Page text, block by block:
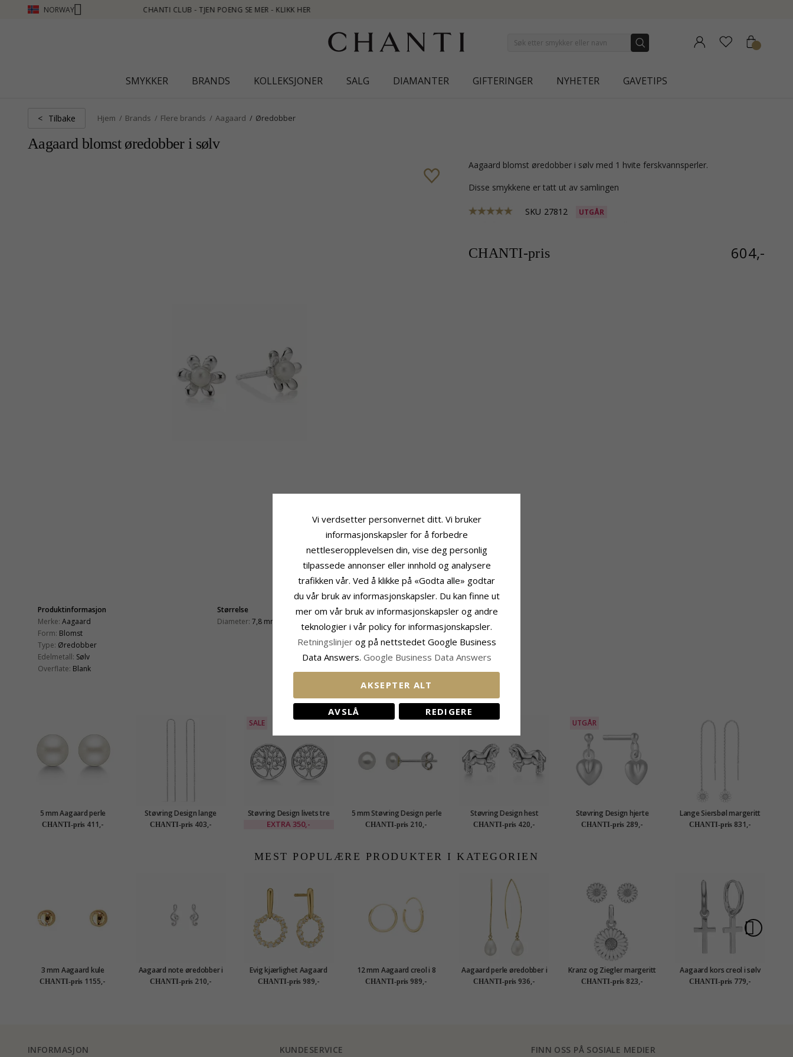
NORWAY
POENG SE MER - KLIKK HER
SMYKKER BRANDS KOLLEKSJONER SALG DIAMANTER GIFTERINGER NYHETER GAVETIPS
< Tilbake Hjem Brands Flere brands Aagaard Øredobber
Aagaard blomst øredobber i sølv
Aagaard blomst øredobber i sølv med 1 hvite ferskvannsperler.
Disse smykkene er tatt ut av samlingen
SKU 27812 UTGÅR
CHANTI-pris 604,-
Produktinformasjon
Merke: Aagaard
Form: Blomst
Type: Øredobber
Edelmetall: Sølv
Overflate: Blank
Størrelse
Diameter: 7,8 mm
Leveringstid
Leveringstid:
Ca. 5-10 Hverdager
BESLEKTEDE PRODUKTER
5 mm Aagaard perle
øredobber i sølv
CHANTI-pris 411,-
Støvring Design lange
øredobber i sølv
CHANTI-pris 403,-
SALE 40%
Støvring Design livets tre
øredobber i sølv
EXTRA 350,-
5 mm Støvring Design perle
øredobber i sølv
CHANTI-pris 210,-
Støvring Design hest
øredobber i sølv
CHANTI-pris 420,-
UTGÅR
Støvring Design hjerte
øredobber i sølv
CHANTI-pris 289,-
Lange Siersbøl margeritt
øredobber i sølv hvit emalje
CHANTI-pris 831,-
MEST POPULÆRE PRODUKTER I KATEGORIEN
3 mm Aagaard kule
øredobber i 9 karat gull
CHANTI-pris 1155,-
Aagaard note øredobber i
sølv
CHANTI-pris 210,-
Evig kjærlighet Aagaard
øredobber i forgylt sølv
hvit zirkon
CHANTI-pris 989,-
12 mm Aagaard creol i 8
karat
CHANTI-pris 989,-
Aagaard perle øredobber i
forgylt sølv
CHANTI-pris 936,-
Kranz og Ziegler margeritt
smykke sett i sølv hvit
emalje
CHANTI-pris 823,-
Aagaard kors creol i sølv
CHANTI-pris 779,-
INFORMASJON KUNDESERVICE FINN OSS PÅ SOSIALE MEDIER
Vi verdsetter personvernet ditt. Vi bruker
informasjonskapsler for å forbedre
nettleseropplevelsen din, vise deg personlig
tilpassede annonser eller innhold og analysere
trafikken vår. Ved å klikke på «Godta alle» godtar
du vår bruk av informasjonskapsler. Du kan finne ut
mer om vår bruk av informasjonskapsler og andre
teknologier i vår policy for informasjonskapsler.
Retningslinjer og på nettstedet Google Business
Data Answers. Google Business Data Answers
AKSEPTER ALT
AVSLÅ REDIGERE